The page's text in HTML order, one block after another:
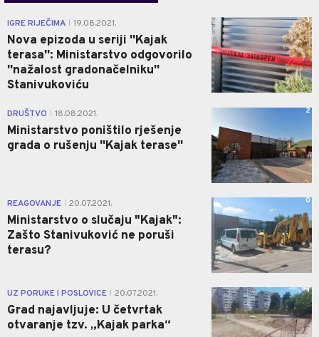
IGRE RIJEČIMA 19.08.2021.
Nova epizoda u seriji ''Kajak
terasa'': Ministarstvo odgovorilo
''nažalost gradonačelniku''
Stanivukoviću
1
DRUŠTVO 18.08.2021.
Ministarstvo poništilo rješenje
grada o rušenju ''Kajak terase''
2
REAGOVANJE 20.07.2021.
Ministarstvo o slučaju "Kajak":
Zašto Stanivuković ne poruši
terasu?
0
UZ PORUKE I POSLOVICE 20.07.2021.
Grad najavljuje: U četvrtak
otvaranje tzv. „Kajak parka“
1